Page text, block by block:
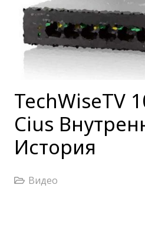
TechWiseTV
Cius
История
Видео